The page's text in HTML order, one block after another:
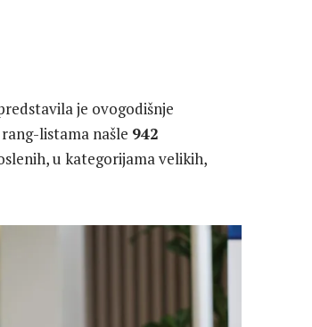
je ovogodišnje
listama našle 942
u kategorijama velikih,